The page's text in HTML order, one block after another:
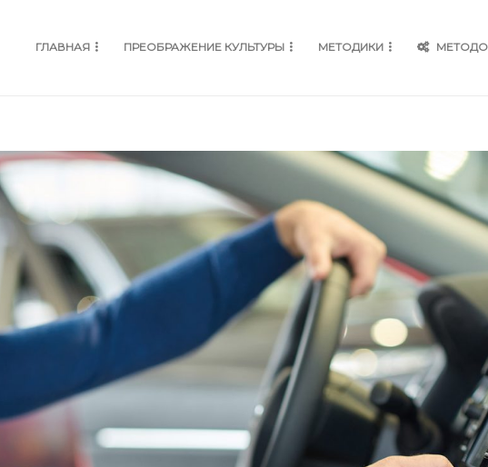
ГЛАВНАЯ ПРЕОБРАЖЕНИЕ КУЛЬТУРЫ МЕТОДИКИ